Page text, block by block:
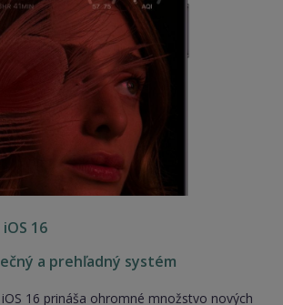
16
a prehľadný systém
16 prináša ohromné množstvo nových